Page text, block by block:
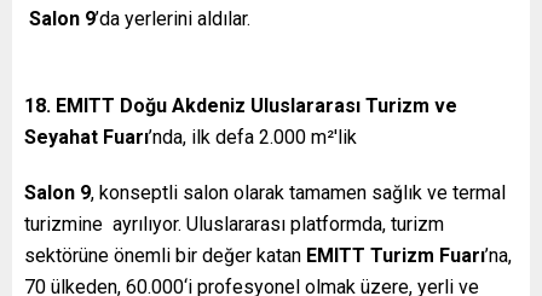
Salon 9’da yerlerini aldılar.
18. EMITT Doğu Akdeniz Uluslararası Turizm ve
Seyahat Fuarı’nda, ilk defa 2.000 m²′lik
Salon 9, konseptli salon olarak tamamen sağlık ve termal
turizmine ayrılıyor. Uluslararası platformda, turizm
sektörüne önemli bir değer katan EMITT Turizm Fuarı’na,
70 ülkeden, 60.000‘i profesyonel olmak üzere, yerli ve